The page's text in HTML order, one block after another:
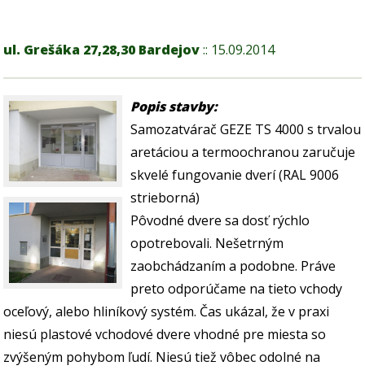
ul. Grešáka 27,28,30 Bardejov:: 15.09.2014
Popis stavby:
Samozatvárač GEZE TS 4000 s trvalou
aretáciou a termoochranou zaručuje
skvelé fungovanie dverí (RAL 9006
strieborná)
Pôvodné dvere sa dosť rýchlo
opotrebovali. Nešetrným
zaobchádzaním a podobne. Práve
preto odporúčame na tieto vchody
oceľový, alebo hliníkový systém. Čas ukázal, že v praxi
niesú plastové vchodové dvere vhodné pre miesta so
zvýšeným pohybom ľudí. Niesú tiež vôbec odolné na